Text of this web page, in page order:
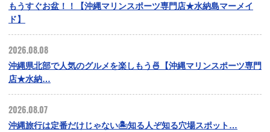
もうすぐお盆！！【沖縄マリンスポーツ専門店★水納島マーメイ
ド】
2026.08.08
沖縄県北部で人気のグルメを楽しもう🍜【沖縄マリンスポーツ専門
店★水納…
2026.08.07
沖縄旅行は定番だけじゃない🏝️知る人ぞ知る穴場スポット…